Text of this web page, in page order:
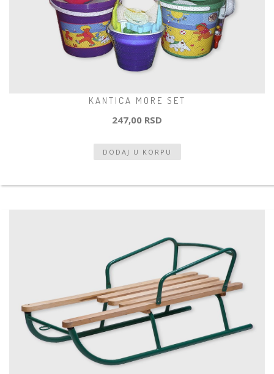
KANTICA MORE SET
247,00 RSD